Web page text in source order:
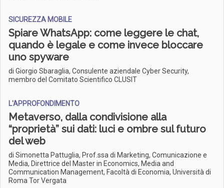
SICUREZZA MOBILE
Spiare WhatsApp: come leggere le chat,
quando è legale e come invece bloccare
uno spyware
di Giorgio Sbaraglia, Consulente aziendale Cyber Security,
membro del Comitato Scientifico CLUSIT
L'APPROFONDIMENTO
Metaverso, dalla condivisione alla
“proprietà” sui dati: luci e ombre sul futuro
del web
di Simonetta Pattuglia, Prof.ssa di Marketing, Comunicazione e
Media, Direttrice del Master in Economics, Media and
Communication Management, Facoltà di Economia, Università di
Roma Tor Vergata